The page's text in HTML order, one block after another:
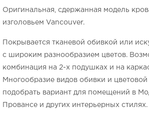
Оригинальная, сдержанная модель
изголовьем Vancouver.
Покрывается тканевой обивкой или
с широким разнообразием цветов.
комбинация на 2-х подушках и на
Многообразие видов обивки и
подобрать вариант для помещений в
Провансе и других интерьерных стилях.